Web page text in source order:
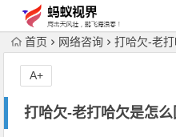
首页 网络咨询 打哈欠-老
打哈欠-老打哈欠是怎
A+